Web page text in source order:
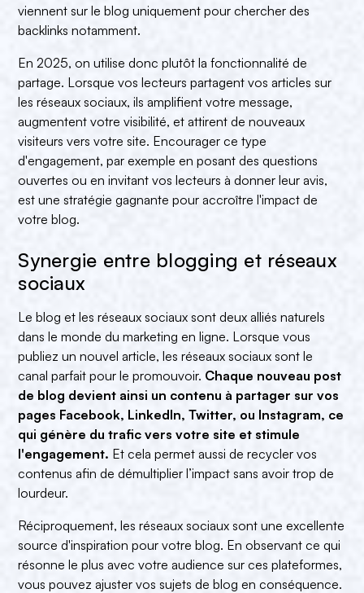
viennent sur le blog uniquement pour chercher des
backlinks notamment.
En 2025, on utilise donc plutôt la fonctionnalité de
partage. Lorsque vos lecteurs partagent vos articles sur
les réseaux sociaux, ils amplifient votre message,
augmentent votre visibilité, et attirent de nouveaux
visiteurs vers votre site. Encourager ce type
d'engagement, par exemple en posant des questions
ouvertes ou en invitant vos lecteurs à donner leur avis,
est une stratégie gagnante pour accroître l'impact de
votre blog.
Synergie entre blogging et réseaux
sociaux
Le blog et les réseaux sociaux sont deux alliés naturels
dans le monde du marketing en ligne. Lorsque vous
publiez un nouvel article, les réseaux sociaux sont le
canal parfait pour le promouvoir. Chaque nouveau post
de blog devient ainsi un contenu à partager sur vos
pages Facebook, LinkedIn, Twitter, ou Instagram, ce
qui génère du trafic vers votre site et stimule
l'engagement. Et cela permet aussi de recycler vos
contenus afin de démultiplier l’impact sans avoir trop de
lourdeur.
Réciproquement, les réseaux sociaux sont une excellente
source d'inspiration pour votre blog. En observant ce qui
résonne le plus avec votre audience sur ces plateformes,
vous pouvez ajuster vos sujets de blog en conséquence.